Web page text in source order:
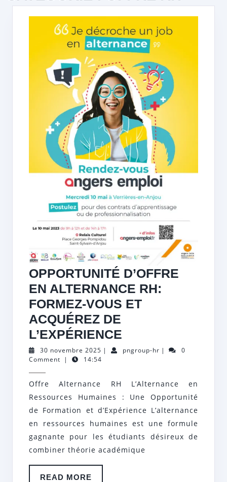
OPPORTUNITÉ D’OFFRE
EN ALTERNANCE RH:
FORMEZ-VOUS ET
ACQUÉREZ DE
L’EXPÉRIENCE
D’OFFRE
ALTERNANCE
RH:
FORMEZ-
VOUS
ET
ACQUÉREZ
30 novembre 2025 30
novembre
| pngroup-hrpngroup-
|
0
Comment | 14:54
Offre Alternance RH L’Alternance en
Ressources Humaines : Une Opportunité
de Formation et d’Expérience L’alternance
en ressources humaines est une formule
gagnante pour les étudiants désireux de
combiner théorie académique
READ MORE